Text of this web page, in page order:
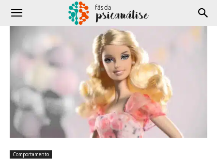
Comportamento